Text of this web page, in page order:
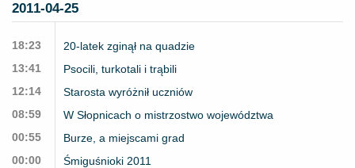
2011-04-25
18:23
20-latek zginął na quadzie
13:41
Psocili, turkotali i trąbili
12:14
Starosta wyróżnił uczniów
08:59
W Słopnicach o mistrzostwo województwa
00:55
Burze, a miejscami grad
00:00
Śmiguśnioki 2011